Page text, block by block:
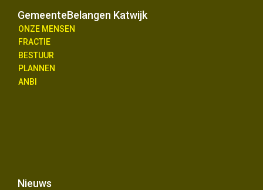
GemeenteBelangen Katwijk
ONZE MENSEN
FRACTIE
BESTUUR
PLANNEN
ANBI
Nieuws